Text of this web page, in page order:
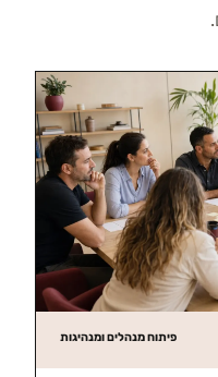
פיתוח מנהלים ומנהיגות